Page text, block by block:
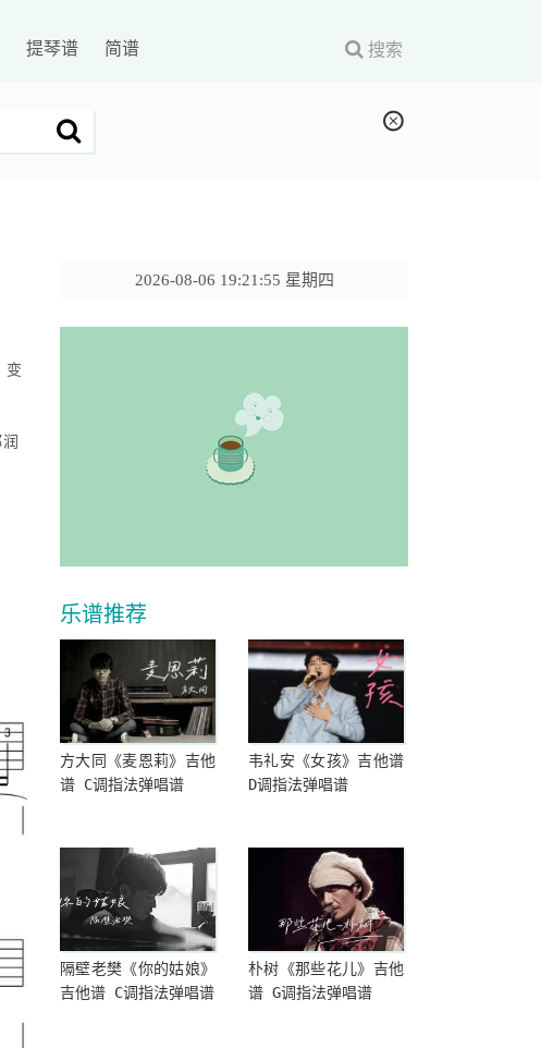
提琴谱 简谱 搜索
变
2026-08-06 19:21:56 星期四
乐谱推荐
方大同《麦恩莉》吉他
谱 C调指法弹唱谱
韦礼安《女孩》吉他谱
D调指法弹唱谱
隔壁老樊《你的姑娘》
吉他谱 C调指法弹唱谱
朴树《那些花儿》吉他
谱 G调指法弹唱谱